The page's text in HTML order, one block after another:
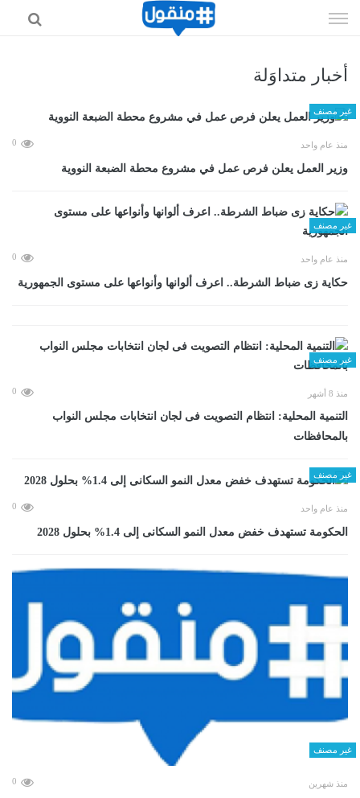
الى
أخبار متداوَلة
غير مصنف
منذ عام واحد 0
وزير العمل يعلن فرص عمل في مشروع محطة الضبعة النووية
غير مصنف
منذ عام واحد 0
حكاية زى ضباط الشرطة.. اعرف ألوانها وأنواعها على مستوى الجمهورية
غير مصنف
منذ 8 أشهر 0
التنمية المحلية: انتظام التصويت فى لجان انتخابات مجلس النواب
بالمحافظات
غير مصنف
منذ عام واحد 0
الحكومة تستهدف خفض معدل النمو السكانى إلى 1.4% بحلول 2028
غير مصنف
منذ شهرين 0